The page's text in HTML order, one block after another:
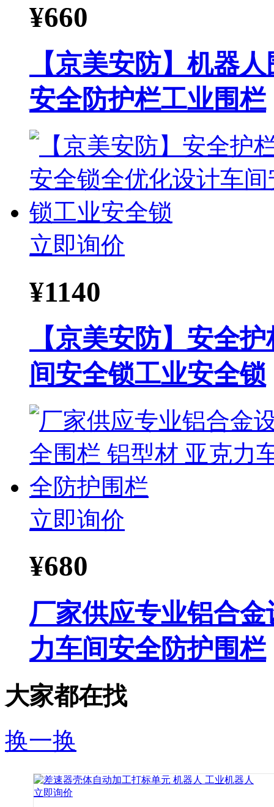
¥660
【京美安防】机器
安全防护栏工业围栏
立即询价
¥1140
【京美安防】安全
间安全锁工业安全锁
立即询价
¥680
厂家供应专业铝合
力车间安全防护围栏
大家都在找
换一换
立即询价